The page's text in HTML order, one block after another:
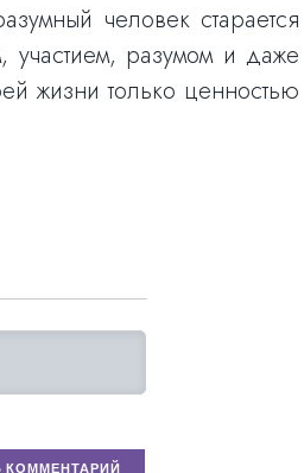
человек старается
разумом и даже
жизни только ценностью